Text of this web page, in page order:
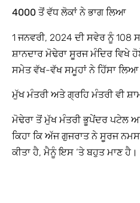
4000 ਤੋਂ ਵੱਧ ਲੋਕਾਂ ਨੇ ਭਾਗ ਲਿਆ
1 ਜਨਵਰੀ, 2024 ਦੀ ਸਵੇਰ ਨੂੰ
ਸ਼ਾਨਦਾਰ ਮੋਢੇਰਾ ਸੂਰਜ ਮੰਦਿਰ ਵਿਖੇ
ਸਮੇਤ ਵੱਖ-ਵੱਖ ਸਮੂਹਾਂ ਨੇ ਹਿੱਸਾ
ਮੁੱਖ ਮੰਤਰੀ ਅਤੇ ਗ੍ਰਹਿ ਮੰਤਰੀ ਵੀ
ਮੋਢੇਰਾ ਤੋਂ ਮੁੱਖ ਮੰਤਰੀ ਭੂਪੇਂਦਰ ਪਟੇਲ
ਕਿਹਾ ਕਿ ਅੱਜ ਗੁਜਰਾਤ ਨੇ ਸੂਰਜ
ਕੀਤਾ ਹੈ, ਮੈਨੂੰ ਇਸ ‘ਤੇ ਬਹੁਤ ਮਾਣ ਹੈ।